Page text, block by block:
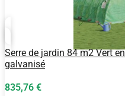
Serre de jardin 84 m2 Vert
galvanisé
835,76 €